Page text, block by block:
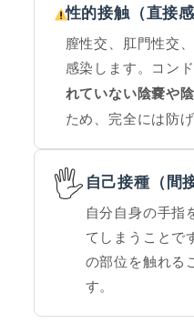
性的接触（直接感
膣性交、肛門性交
感染します。コン
れていない陰嚢や
ため、完全には防げ
🖐️ 自己接種（間
自分自身の手指
てしまうことで
の部位を触れる
す。